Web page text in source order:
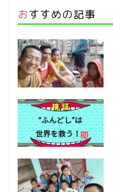
おすすめの記事